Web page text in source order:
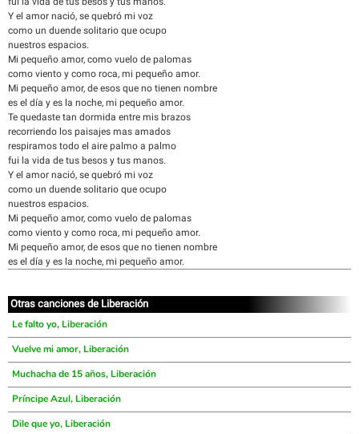
Y el amor nació, se quebró mi voz
como un duende solitario que ocupo
nuestros espacios.
Mi pequeño amor, como vuelo de palomas
como viento y como roca, mi pequeño amor.
Mi pequeño amor, de esos que no tienen nombre
es el día y es la noche, mi pequeño amor.
Te quedaste tan dormida entre mis brazos
recorriendo los paisajes mas amados
respiramos todo el aire palmo a palmo
fui la vida de tus besos y tus manos.
Y el amor nació, se quebró mi voz
como un duende solitario que ocupo
nuestros espacios.
Mi pequeño amor, como vuelo de palomas
como viento y como roca, mi pequeño amor.
Mi pequeño amor, de esos que no tienen nombre
es el día y es la noche, mi pequeño amor.
Otras canciones de Liberación
Le falto yo, Liberación
Vuelve mi amor, Liberación
Muchacha de 15 años, Liberación
Príncipe Azul, Liberación
Dile que yo, Liberación